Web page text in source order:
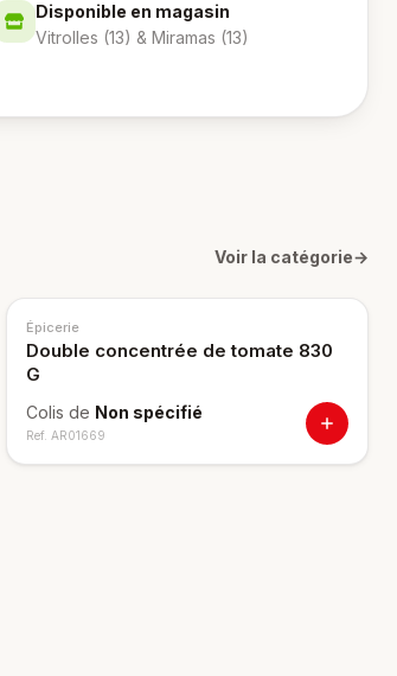
Disponible en magasin
Vitrolles (13) & Miramas (13)
Voir la catégorie→
Épicerie
Double concentrée de tomate 830
G
Colis de Non spécifié
Ref. AR01669